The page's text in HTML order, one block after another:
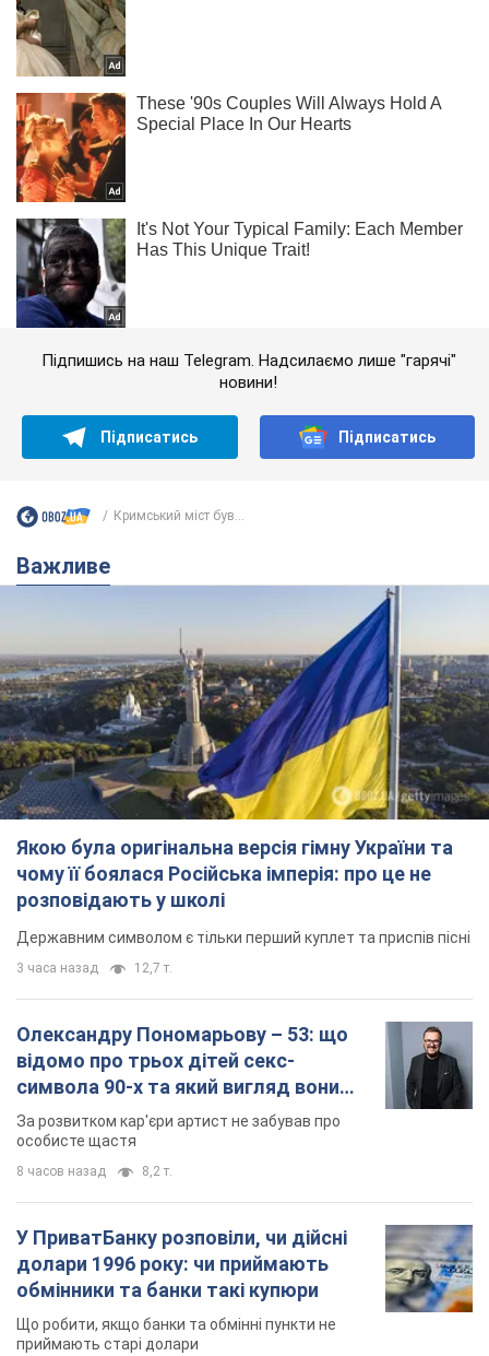
Підпишись на наш Telegram. Надсилаємо лише "гарячі"
новини!
Підписатись Підписатись
Кримський міст був...
Важливе
Якою була оригінальна версія гімну України та
чому її боялася Російська імперія: про це не
розповідають у школі
Державним символом є тільки перший куплет та приспів пісні
3 часа назад 12,7 т.
Олександру Пономарьову – 53: що
відомо про трьох дітей секс-
символа 90-х та який вигляд вони
мають
За розвитком кар'єри артист не забував про
особисте щастя
8 часов назад 8,2 т.
У ПриватБанку розповіли, чи дійсні
долари 1996 року: чи приймають
обмінники та банки такі купюри
Що робити, якщо банки та обмінні пункти не
приймають старі долари